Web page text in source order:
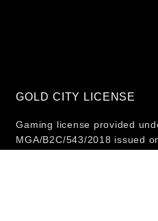
GOLD CITY LICENSE
Gaming license provided
MGA/B2C/543/2018 issued